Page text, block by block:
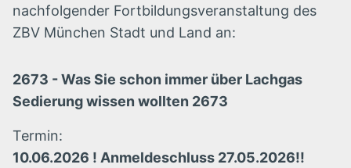
nachfolgender Fortbildungsveranstaltung des
ZBV München Stadt und Land an:
2673 - Was Sie schon immer über Lachgas
Sedierung wissen wollten 2673
Termin:
10.06.2026 ! Anmeldeschluss 27.05.2026!!